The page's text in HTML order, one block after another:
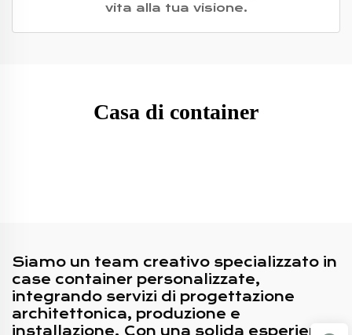
vita alla tua visione.
Casa di container
Siamo un team creativo specializzato in
case container personalizzate,
integrando servizi di progettazione
architettonica, produzione e
installazione. Con una solida esperienza